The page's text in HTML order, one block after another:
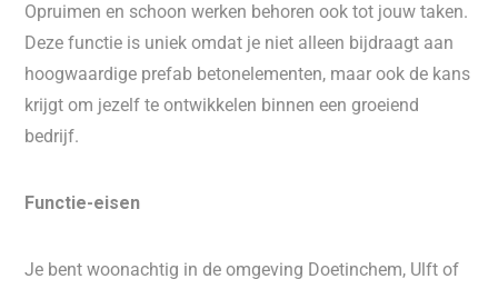
Opruimen en schoon werken behoren ook tot jouw taken.
Deze functie is uniek omdat je niet alleen bijdraagt aan
hoogwaardige prefab betonelementen, maar ook de kans
krijgt om jezelf te ontwikkelen binnen een groeiend
bedrijf.
Functie-eisen
Je bent woonachtig in de omgeving Doetinchem, Ulft of